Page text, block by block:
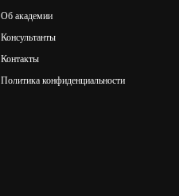
Об академии
Консультанты
Контакты
Политика конфиденциальности